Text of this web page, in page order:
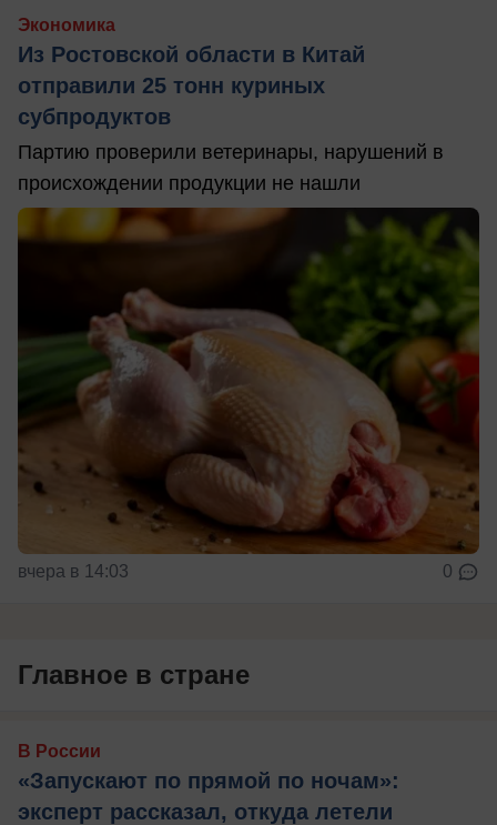
Экономика
Из Ростовской области в Китай
отправили 25 тонн куриных
субпродуктов
Партию проверили ветеринары, нарушений в
происхождении продукции не нашли
вчера в 14:03 0
Главное в стране
В России
«Запускают по прямой по ночам»:
эксперт рассказал, откуда летели